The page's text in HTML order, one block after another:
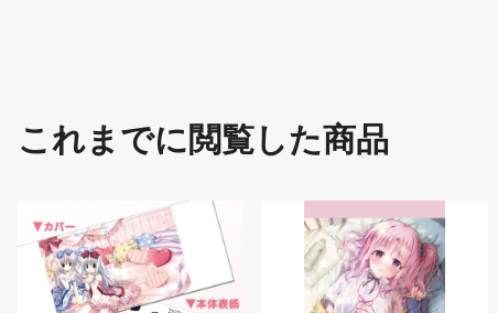
これまでに閲覧した商品